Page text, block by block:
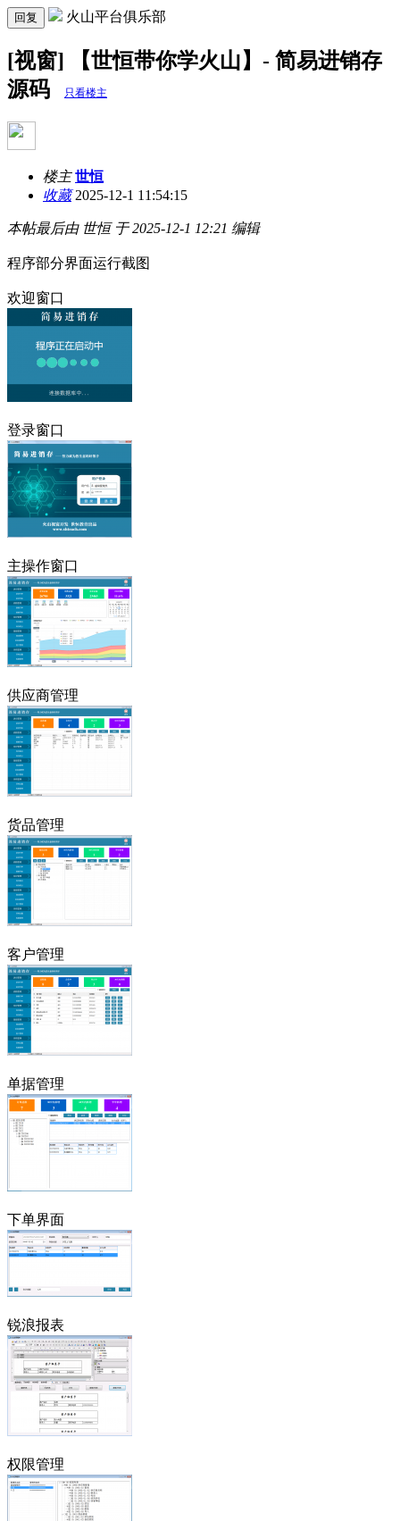
回复 火山平台俱乐部
[视窗] 【世恒带你学火山】- 简易进销存
源码
只看楼主
楼主 世恒
收藏2025-12-1 11:54:15
本帖最后由 世恒 于 2025-12-1 12:21 编辑
程序部分界面运行截图
欢迎窗口
登录窗口
主操作窗口
供应商管理
货品管理
客户管理
单据管理
下单界面
锐浪报表
权限管理